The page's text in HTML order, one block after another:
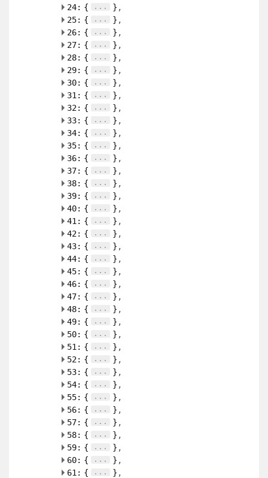
24: { ...
}
25: { ...
}
26: { ...
}
27: { ...
}
28: { ...
}
29: { ...
}
30: { ...
}
31: { ...
}
32: { ...
}
33: { ...
}
34: { ...
}
35: { ...
}
36: { ...
}
37: { ...
}
38: { ...
}
39: { ...
}
40: { ...
}
41: { ...
}
42: { ...
}
43: { ...
}
44: { ...
}
45: { ...
}
46: { ...
}
47: { ...
}
48: { ...
}
49: { ...
}
50: { ...
}
51: { ...
}
52: { ...
}
53: { ...
}
54: { ...
}
55: { ...
}
56: { ...
}
57: { ...
}
58: { ...
}
59: { ...
}
60: { ...
}
61: { ...
}